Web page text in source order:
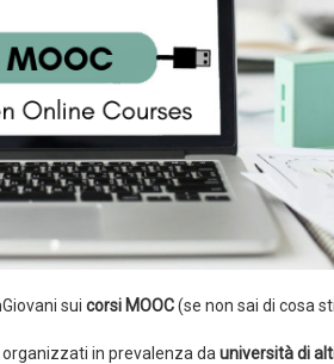
sui corsi MOOC(se non sai di cosa
organizzati in prevalenza da università di